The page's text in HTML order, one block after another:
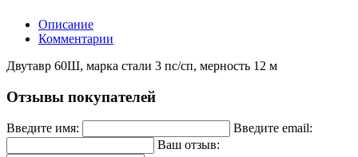
Описание
Комментарии
Двутавр 60Ш, марка стали 3 пс/сп, мерность 12 м
Отзывы покупателей
Введите имя:
Введите email:
Ваш отзыв: